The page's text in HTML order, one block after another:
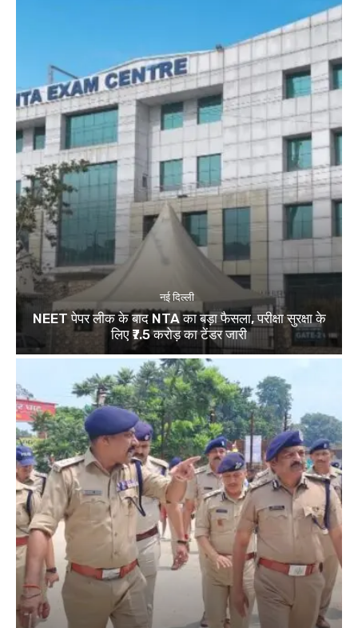
नई दिल्ली
NEET पेपर लीक के बाद NTA का बड़ा फैसला, परीक्षा सुरक्षा के
लिए ₹7.5 करोड़ का टेंडर जारी